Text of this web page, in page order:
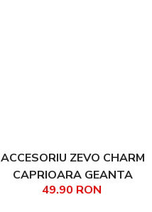
ACCESORIU ZEVO CHARM
CAPRIOARA GEANTA
PIELE NATURALA CREM
49.90 RON